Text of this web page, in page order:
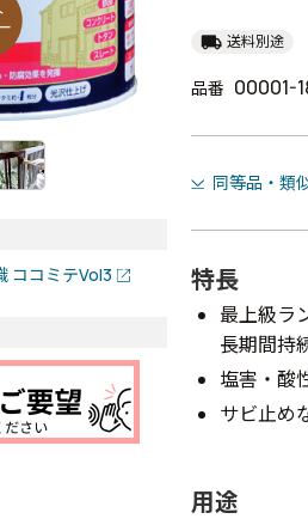
ココミテVol3
local_shipping 送料別途
品番 00001-
同等品・類
特長
最上級ラ
長期間持
塩害・酸
サビ止め
用途